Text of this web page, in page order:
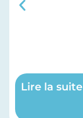
Lire la suite